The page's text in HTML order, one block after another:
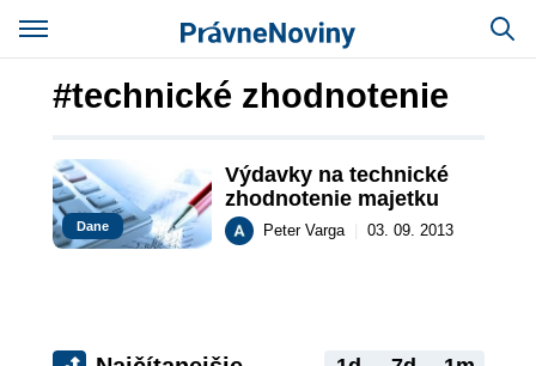
#technické zhodnotenie
Dane
Výdavky na technické
zhodnotenie majetku
Peter Varga 03. 09. 2013